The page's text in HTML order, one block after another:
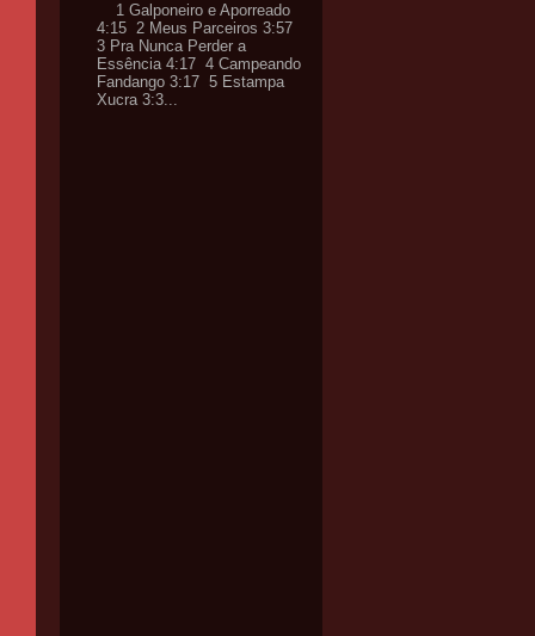
1 Galponeiro e Aporreado
4:15 2 Meus Parceiros 3:57
3 Pra Nunca Perder a
Essência 4:17 4 Campeando
Fandango 3:17 5 Estampa
Xucra 3:3...